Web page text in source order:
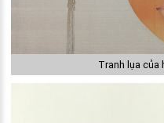
Tranh lụa của